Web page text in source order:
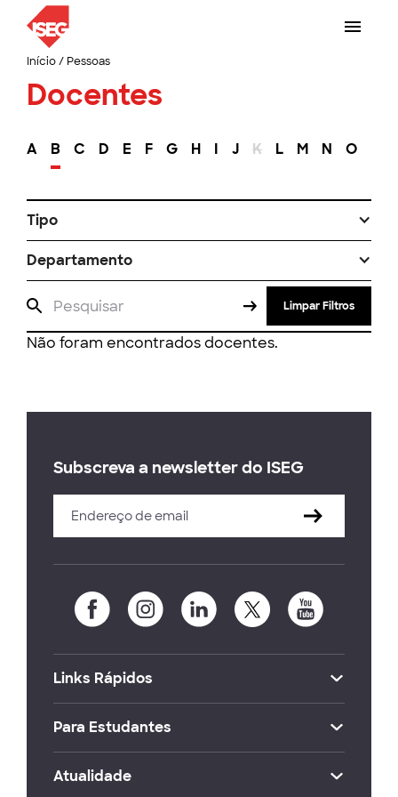
Início/ Pessoas
Docentes
A B C D E F G H I J K L M N O
Tipo
Departamento
Limpar Filtros
Não foram encontrados docentes.
Subscreva a newsletter do ISEG
Links Rápidos
Para Estudantes
Atualidade